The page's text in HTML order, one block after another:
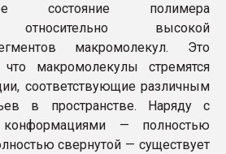
состояние полимера
относительно высокой
макромолекул. Это
макромолекулы стремятся
соответствующие различным
в пространстве. Наряду с
— полностью
свернутой — существует